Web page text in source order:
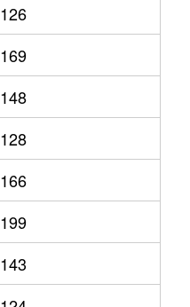
126
169
148
128
166
199
143